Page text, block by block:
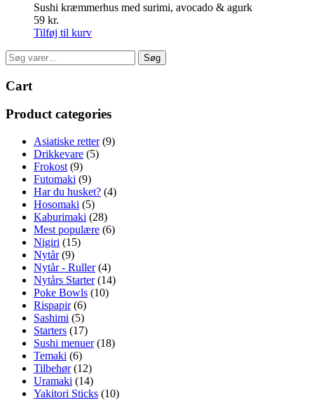
Sushi kræmmerhus med surimi, avocado & agurk
59 kr.
Tilføj til kurv
Søg
efter:
Søg
Cart
Product categories
Asiatiske retter (9)
Drikkevare (5)
Frokost (9)
Futomaki (9)
Har du husket? (4)
Hosomaki (5)
Kaburimaki (28)
Mest populære (6)
Nigiri (15)
Nytår (9)
Nytår - Ruller (4)
Nytårs Starter (14)
Poke Bowls (10)
Rispapir (6)
Sashimi (5)
Starters (17)
Sushi menuer (18)
Temaki (6)
Tilbehør (12)
Uramaki (14)
Yakitori Sticks (10)